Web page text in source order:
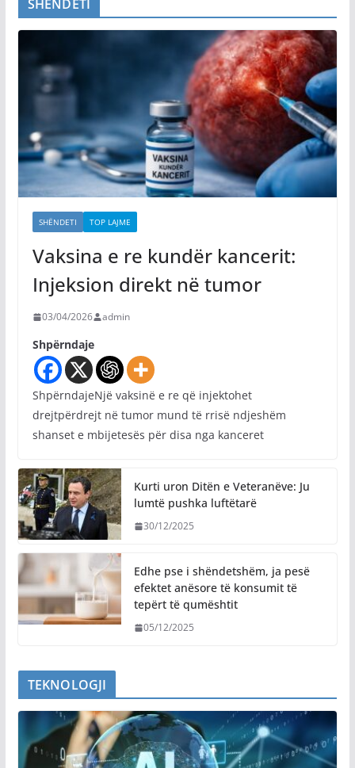
SHËNDETI
SHËNDETI TOP LAJME
Vaksina e re kundër kancerit:
Injeksion direkt në tumor
03/04/2026 admin
Shpërndaje
ShpërndajeNjë vaksinë e re që injektohet
drejtpërdrejt në tumor mund të rrisë ndjeshëm
shanset e mbijetesës për disa nga kanceret
Kurti uron Ditën e Veteranëve: Ju
lumtë pushka luftëtarë
30/12/2025
Edhe pse i shëndetshëm, ja pesë
efektet anësore të konsumit të
tepërt të qumështit
05/12/2025
TEKNOLOGJI